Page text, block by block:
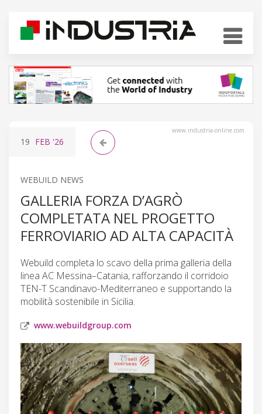
www.industria-online.com
19 FEB '26
WEBUILD NEWS
GALLERIA FORZA D’AGRÒ
COMPLETATA NEL PROGETTO
FERROVIARIO AD ALTA CAPACITÀ
Webuild completa lo scavo della prima galleria della
linea AC Messina–Catania, rafforzando il corridoio
TEN-T Scandinavo-Mediterraneo e supportando la
mobilità sostenibile in Sicilia.
www.webuildgroup.com